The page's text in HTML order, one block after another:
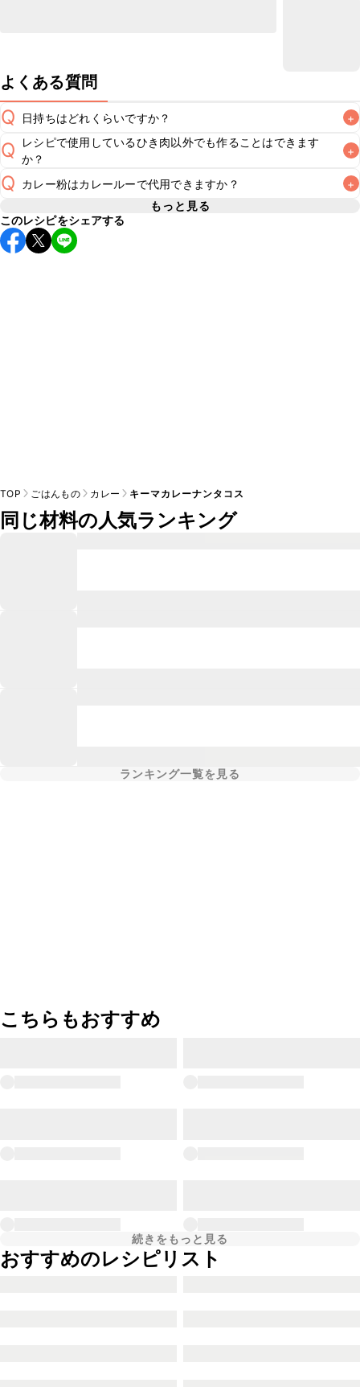
よくある質問
Q 日持ちはどれくらいですか？ +
A
保存期間は冷蔵で当日中が目安です。なるべくお早めにお召
こちらの注意事項をご確認の上、正し
Q
レシピで使用しているひき肉以外でも作ることはできます
か？
+
A
Q カレー粉はカレールーで代用できますか？ +
A
カレールーにはスパイスの他に塩分や油分、薄力粉などが含
まれるため、代用せず、レシピ通りカレー粉を使用すること
もっと見る
このレシピをシェアする
TOP ごはんもの カレー キーマカレーナンタコス
同じ材料の人気ランキング
ランキング一覧を見る
こちらもおすすめ
続きをもっと見る
おすすめのレシピリスト